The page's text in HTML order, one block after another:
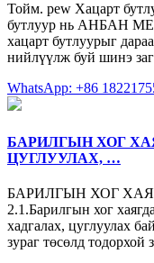
Тойм. pew Хацарт
бутлуур нь АНБАН
хацарт бутлуурыг
нийлүүлж буй шинэ
WhatsApp: +86
БАРИЛГЫН ХОГ
ЦУГЛУУЛАХ, …
БАРИЛГЫН ХОГ
2.1.Барилгын хог
хадгалах, цуглуулах
зураг төсөлд тодорхой